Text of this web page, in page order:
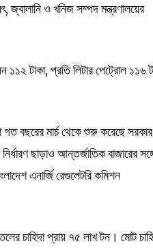
ও খনিজ সম্পদ মন্ত্রণালয়ের
১১২ টাকা, প্রতি লিটার পেট্রোল ১১৬
গত বছরের মার্চ থেকে শুরু করেছে
ছাড়াও আন্তর্জাতিক বাজারের
এনার্জি রেগুলেটরি কমিশন
চাহিদা প্রায় ৭৫ লাখ টন। মোট